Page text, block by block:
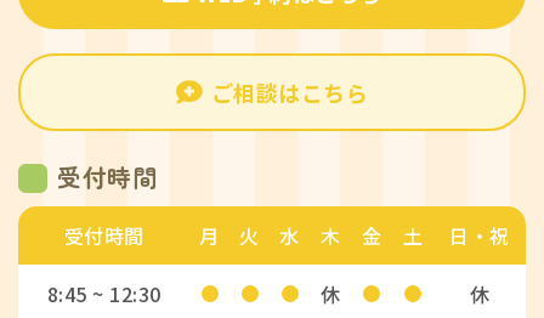
ご相談はこちら
受付時間
受付時間 月 火 水 木 金 土
日・祝
8:45 ~ 12:30
休 休